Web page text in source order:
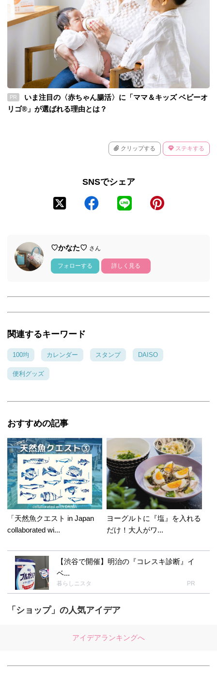
PR
いま注目の〈赤ちゃん腸活〉に「ママ＆キッズ ベビーオ
リゴ®」が選ばれる理由とは？
クリップする ステキする
SNSでシェア
♡かなた♡ さん
フォローする 詳しく見る
関連するキーワード
100均 カレンダー スタンプ DAISO
便利グッズ
おすすめの記事
「天然魚クエスト in Japan
collaborated wi...
ヨーグルトに『塩』を入れる
だけ！大人がワ...
【渋谷で開催】明治の『コレスキ診断』イ
ベ...
暮らしニスタ PR
「ショップ」の人気アイデア
アイデアランキングへ